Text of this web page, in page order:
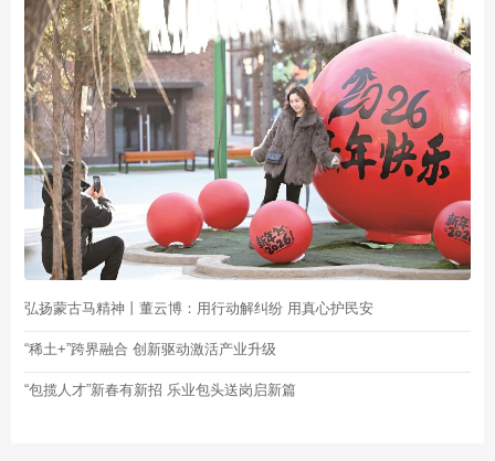
弘扬蒙古马精神丨董云博：用行动解纠纷 用真心护民安
“稀土+”跨界融合 创新驱动激活产业升级
“包揽人才”新春有新招 乐业包头送岗启新篇